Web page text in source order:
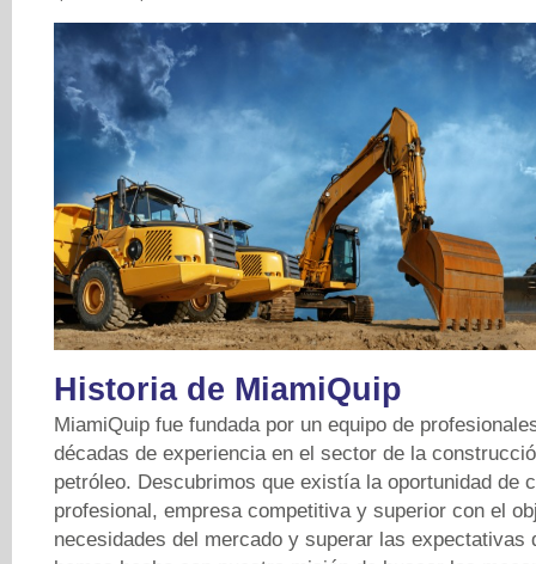
Historia de MiamiQuip
MiamiQuip fue fundada por un equipo de
décadas de experiencia en el sector de la
petróleo. Descubrimos que existía la oportunidad de
profesional, empresa competitiva y superior con el
necesidades del mercado y superar las expectativas